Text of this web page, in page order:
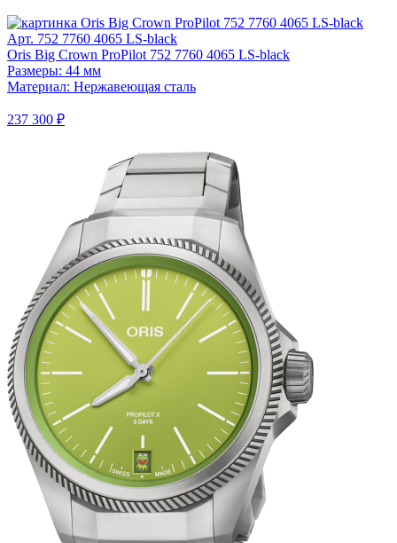
Арт. 752 7760 4065 LS-black
Oris Big Crown ProPilot 752 7760 4065 LS-black
Размеры: 44 мм
Материал: Нержавеющая сталь
237 300 ₽